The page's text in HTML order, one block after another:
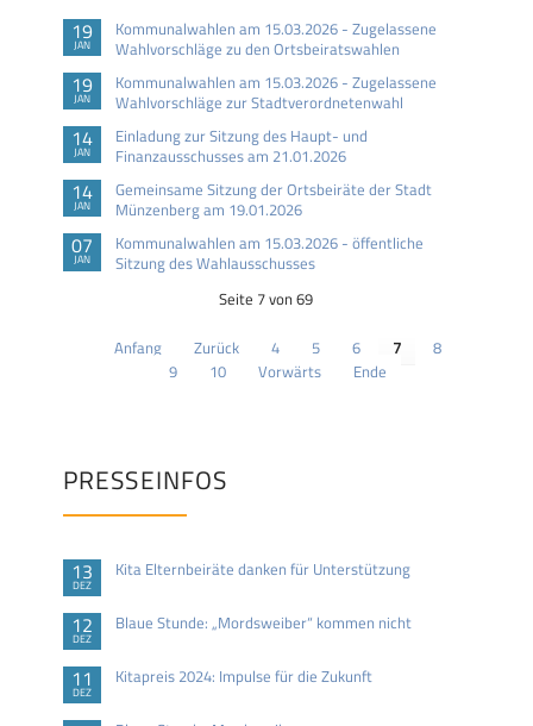
19
JAN
Kommunalwahlen am 15.03.2026 - Zugelassene
Wahlvorschläge zu den Ortsbeiratswahlen
19
JAN
Kommunalwahlen am 15.03.2026 - Zugelassene
Wahlvorschläge zur Stadtverordnetenwahl
14
JAN
Einladung zur Sitzung des Haupt- und
Finanzausschusses am 21.01.2026
14
JAN
Gemeinsame Sitzung der Ortsbeiräte der Stadt
Münzenberg am 19.01.2026
07
JAN
Kommunalwahlen am 15.03.2026 - öffentliche
Sitzung des Wahlausschusses
Seite 7 von 69
Anfang Zurück 4 5 6 7
8
9
10 Vorwärts Ende
PRESSEINFOS
13
DEZ
Kita Elternbeiräte danken für Unterstützung
12
DEZ
Blaue Stunde: „Mordsweiber“ kommen nicht
11
DEZ
Kitapreis 2024: Impulse für die Zukunft